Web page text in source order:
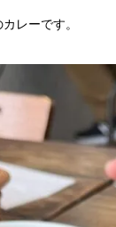
レーです。